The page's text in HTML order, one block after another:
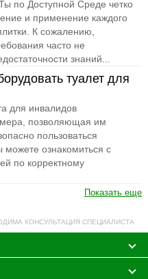
по Доступной Среде четко
и применение каждого
К сожалению,
часто не
знаний...
туалет для
для инвалидов
позволяющая им
пользоваться
можете ознакомиться с
по корректному
Показать еще
КОНСУЛЬТАЦИЯ СПЕЦИАЛИСТА